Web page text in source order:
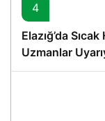
4
Elazığ’da
Uzmanlar